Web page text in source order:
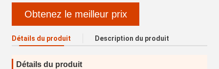
Obtenez le meilleur prix
Détails du produit Description du produit
Détails du produit